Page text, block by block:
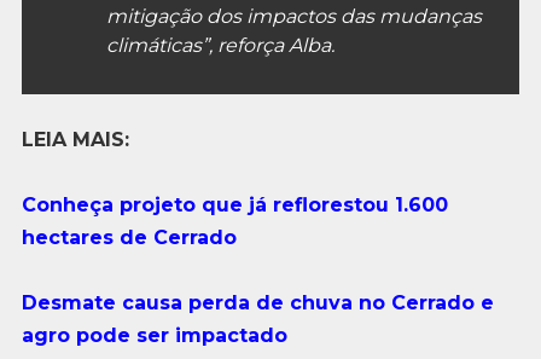
mitigação dos impactos das mudanças
climáticas”, reforça Alba.
LEIA MAIS:
Conheça projeto que já reflorestou 1.600
hectares de Cerrado
Desmate causa perda de chuva no Cerrado e
agro pode ser impactado